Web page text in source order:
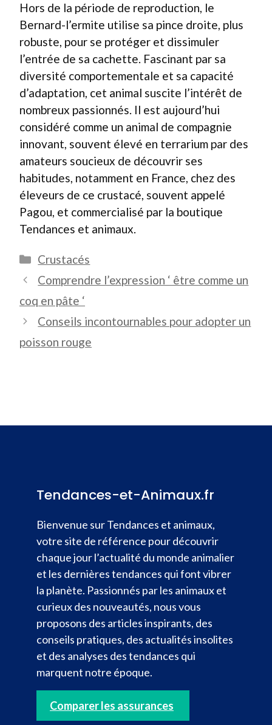
Hors de la période de reproduction, le
Bernard-l’ermite utilise sa pince droite, plus
robuste, pour se protéger et dissimuler
l’entrée de sa cachette. Fascinant par sa
diversité comportementale et sa capacité
d’adaptation, cet animal suscite l’intérêt de
nombreux passionnés. Il est aujourd’hui
considéré comme un animal de compagnie
innovant, souvent élevé en terrarium par des
amateurs soucieux de découvrir ses
habitudes, notamment en France, chez des
éleveurs de ce crustacé, souvent appelé
Pagou, et commercialisé par la boutique
Tendances et animaux.
Catégories
Crustacés
Comprendre l’expression ‘ être comme un
coq en pâte ‘
Conseils incontournables pour adopter un
poisson rouge
Tendances-et-Animaux.fr
Bienvenue sur Tendances et animaux,
votre site de référence pour découvrir
chaque jour l’actualité du monde animalier
et les dernières tendances qui font vibrer
la planète. Passionnés par les animaux et
curieux des nouveautés, nous vous
proposons des articles inspirants, des
conseils pratiques, des actualités insolites
et des analyses des tendances qui
marquent notre époque.
Comparer les assurances